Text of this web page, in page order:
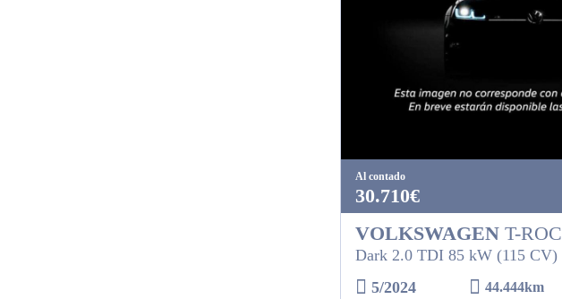
Al contado
30.710€
VOLKSWAGENT-ROC
Dark 2.0 TDI 85 kW (115 CV)
5/2024
44.444km